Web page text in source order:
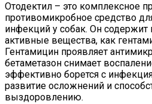
Отодектил – это комплексное
противомикробное средство
инфекций у собак. Он содержит
активные вещества, как
Гентамицин проявляет
бетаметазон снимает
эффективно борется с
развитие осложнений и
выздоровлению.